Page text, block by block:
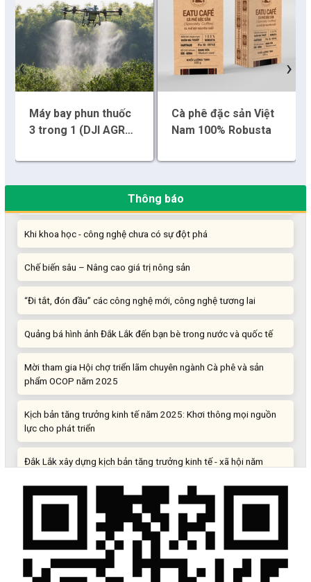
Máy bay phun thuốc
3 trong 1 (DJI AGRAS
Cà phê đặc sản Việt
Nam 100% Robusta
‹ ›
Thông báo
Gam màu sáng trong bức tranh khởi nghiệp đổi mới sáng tạo
Khi khoa học - công nghệ chưa có sự đột phá
Chế biến sâu – Nâng cao giá trị nông sản
“Đi tắt, đón đầu” các công nghệ mới, công nghệ tương lai
Quảng bá hình ảnh Đắk Lắk đến bạn bè trong nước và quốc tế
Mời tham gia Hội chợ triển lãm chuyên ngành Cà phê và sản
phẩm OCOP năm 2025
Kịch bản tăng trưởng kinh tế năm 2025: Khơi thông mọi nguồn
lực cho phát triển
Đắk Lắk xây dựng kịch bản tăng trưởng kinh tế - xã hội năm
2025 đạt 8% trở lên
Cuộc thi trực tuyến tìm hiểu “50 năm Chiến thắng Buôn Ma
Gam màu sáng trong bức tranh khởi nghiệp đổi mới sáng tạo